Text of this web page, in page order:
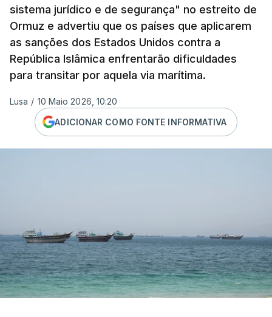
sistema jurídico e de segurança" no estreito de
Ormuz e advertiu que os países que aplicarem
as sanções dos Estados Unidos contra a
República Islâmica enfrentarão dificuldades
para transitar por aquela via marítima.
Lusa / 10 Maio 2026, 10:20
ADICIONAR COMO FONTE INFORMATIVA